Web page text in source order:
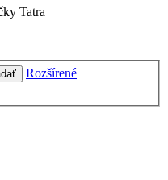
Tatra
Rozšírené